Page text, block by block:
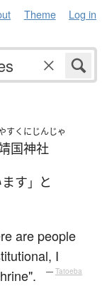
Theme Log in
すくにじんじゃ
国神社
す 」 と
are people
I
— Tatoeba